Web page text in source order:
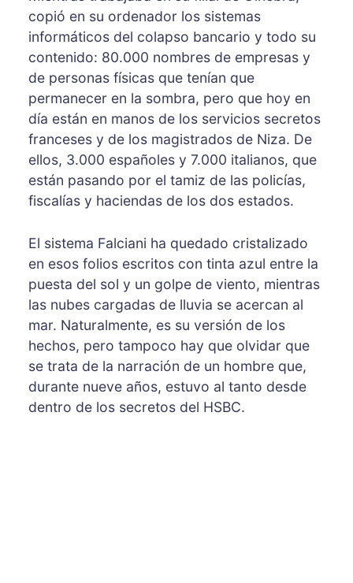
copió en su ordenador los sistemas
informáticos del colapso bancario y todo su
contenido: 80.000 nombres de empresas y
de personas físicas que tenían que
permanecer en la sombra, pero que hoy en
día están en manos de los servicios secretos
franceses y de los magistrados de Niza. De
ellos, 3.000 españoles y 7.000 italianos, que
están pasando por el tamiz de las policías,
fiscalías y haciendas de los dos estados.
El sistema Falciani ha quedado cristalizado
en esos folios escritos con tinta azul entre la
puesta del sol y un golpe de viento, mientras
las nubes cargadas de lluvia se acercan al
mar. Naturalmente, es su versión de los
hechos, pero tampoco hay que olvidar que
se trata de la narración de un hombre que,
durante nueve años, estuvo al tanto desde
dentro de los secretos del HSBC.